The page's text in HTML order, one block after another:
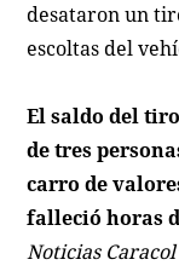
desataron un
escoltas del
El saldo del
de tres
carro de
falleció horas
Noticias Caracol